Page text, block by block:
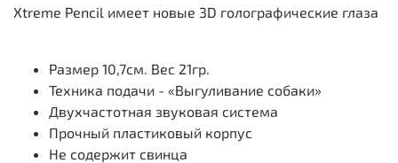
Xtreme Pencil имеет новые 3D голографические глаза
Размер 10,7см. Вес 21гр.
Техника подачи - «Выгуливание собаки»
Двухчастотная звуковая система
Прочный пластиковый корпус
Не содержит свинца